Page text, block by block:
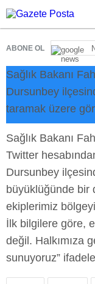
ABONE OL
Sağlık Bakanı
Dursunbey
taramak üzere
Sağlık Bakanı
Twitter
Dursunbey
büyüklüğünde bir
ekiplerimiz
İlk bilgilere göre,
değil. Halkımıza
sunuyoruz”